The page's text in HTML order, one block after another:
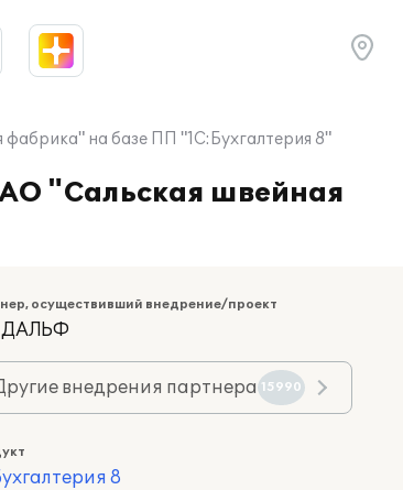
на базе ПП "1С:Бухгалтерия 8"
"Сальская швейная
осуществивший внедрение/проект
внедрения партнера 15990
8